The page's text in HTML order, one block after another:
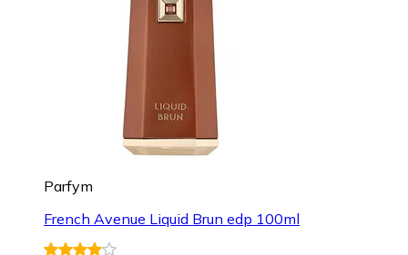
Parfym
French Avenue Liquid Brun edp 100ml